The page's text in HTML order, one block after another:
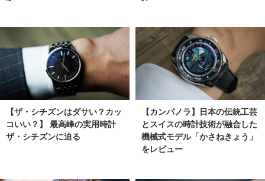
【ザ・シチズンはダサい？カッ
コいい？】 最高峰の実用時計
ザ・シチズンに迫る
【カンパノラ】日本の伝統工芸
とスイスの時計技術が融合した
機械式モデル「かさねきょう」
をレビュー